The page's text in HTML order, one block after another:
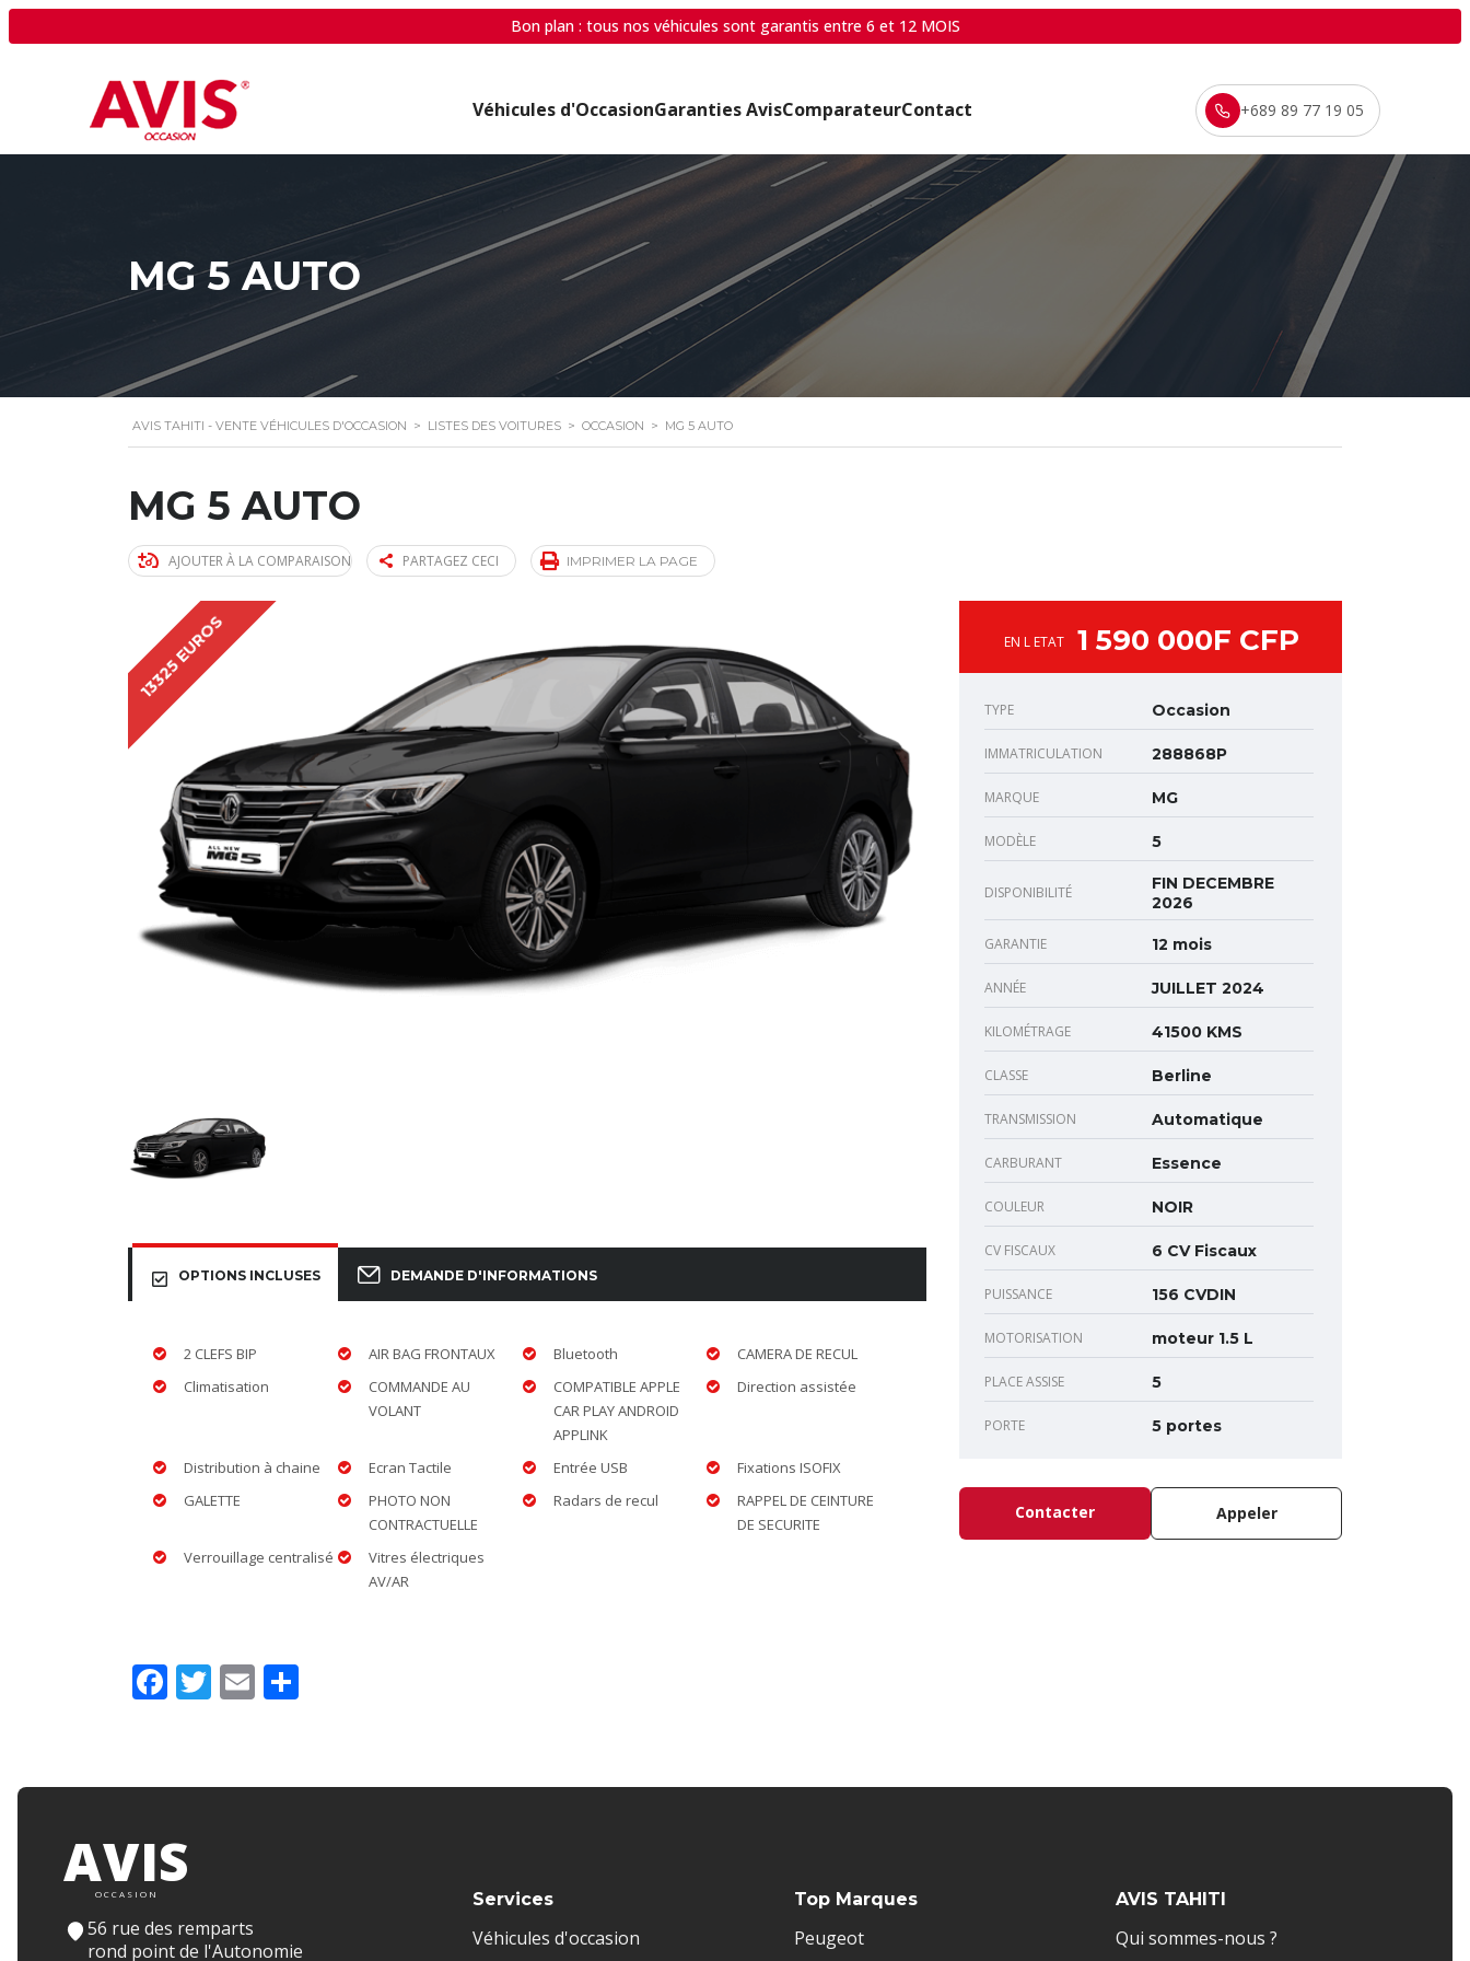
Bon plan : tous nos véhicules sont garantis entre 6 et 12 MOIS
Véhicules d'OccasionGaranties AvisComparateurContact +689 89 77 19 05
MG 5 AUTO
AVIS TAHITI - VENTE VÉHICULES D'OCCASION > LISTES DES VOITURES > OCCASION > MG 5 AUTO
MG 5 AUTO
AJOUTER À LA COMPARAISON PARTAGEZ CECI IMPRIMER LA PAGE
13325 EUROS
OPTIONS INCLUSES DEMANDE D'INFORMATIONS
2 CLEFS BIP AIR BAG FRONTAUX Bluetooth
CAMERA DE RECUL
Climatisation
COMMANDE AU
VOLANT
COMPATIBLE APPLE
CAR PLAY ANDROID
APPLINK
Direction assistée
Distribution à chaine Ecran Tactile Entrée USB
Fixations ISOFIX
GALETTE
PHOTO NON
CONTRACTUELLE
Radars de recul
RAPPEL DE CEINTURE
DE SECURITE
Verrouillage centralisé
Vitres électriques
AV/AR
EN L ETAT 1 590 000F CFP
TYPE Occasion
IMMATRICULATION 288868P
MARQUE MG
MODÈLE 5
DISPONIBILITÉ
FIN DECEMBRE
2026
GARANTIE 12 mois
ANNÉE JUILLET 2024
KILOMÉTRAGE 41500 KMS
CLASSE Berline
TRANSMISSION Automatique
CARBURANT Essence
COULEUR NOIR
CV FISCAUX 6 CV Fiscaux
PUISSANCE 156 CVDIN
MOTORISATION moteur 1.5 L
PLACE ASSISE 5
PORTE 5 portes
Contacter Appeler
Facebook
Twitter
Email
AVIS
OCCASION
56 rue des remparts
rond point de l'Autonomie
Services
Véhicules d'occasion
Top Marques
Peugeot
AVIS TAHITI
Qui sommes-nous ?